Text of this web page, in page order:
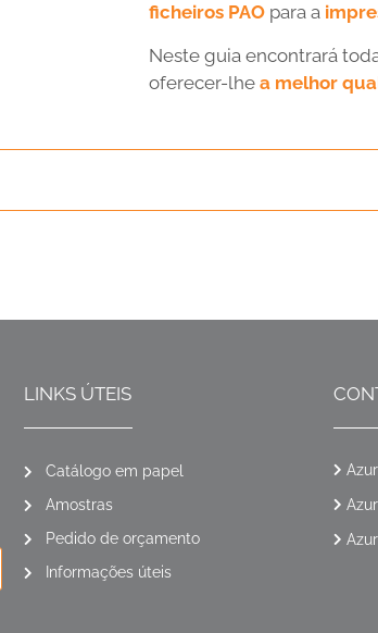
ficheiros PAOpara a
Neste guia encontrará
oferecer-lhe a melhor
LINKS ÚTEIS
Catálogo em papel
Amostras
Pedido de orçamento
Informações úteis